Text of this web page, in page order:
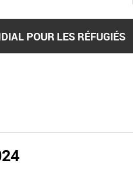
POUR LES RÉFUGIÉS